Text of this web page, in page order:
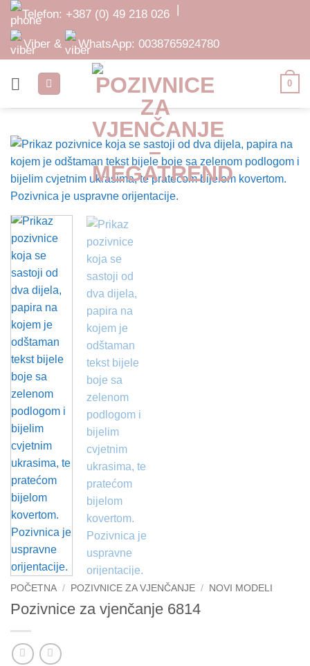
Skip
content
Telefon: +387 (0) 49 218 026 |
Viber & WhatsApp: 0038765924780
0
POČETNA / POZIVNICE ZA VJENČANJE / NOVI MODELI
Pozivnice za vjenčanje 6814